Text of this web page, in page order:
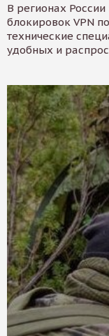
В регионах
блокировок VPN
технические
удобных и